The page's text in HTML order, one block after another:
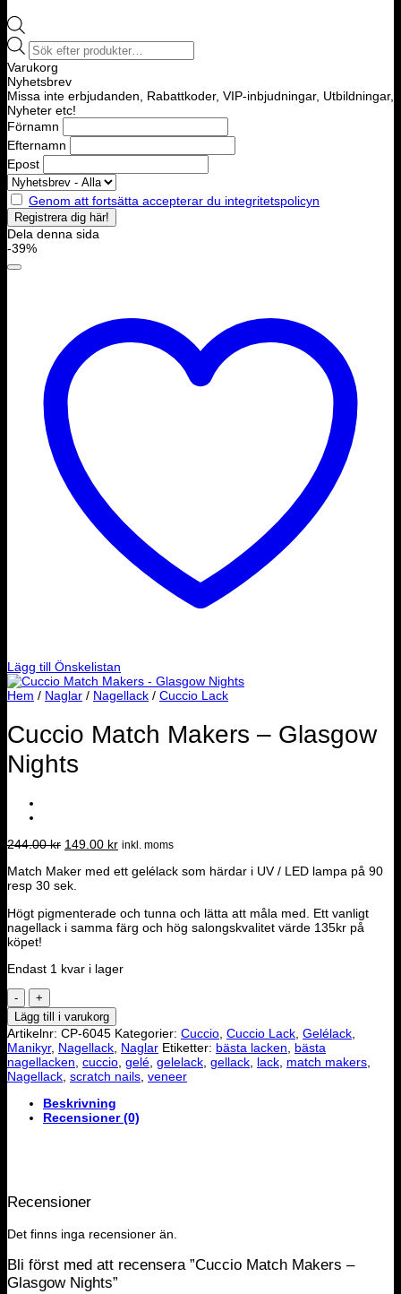
Products
search
Varukorg
Nyhetsbrev
Missa inte erbjudanden, Rabattkoder, VIP-inbjudningar, Utbildningar,
Nyheter etc!
Förnamn
Efternamn
Epost
Genom att fortsätta accepterar du integritetspolicyn
Dela denna sida
-39%
Lägg till Önskelistan
Hem / Naglar / Nagellack / Cuccio Lack
Cuccio Match Makers – Glasgow
Nights
244.00kr Det
priset
var:
149.00 krDet
priset
inkl. moms
Match Maker med ett gelélack som härdar i UV / LED lampa på 90
resp 30 sek.
Högt pigmenterade och tunna och lätta att måla med. Ett vanligt
nagellack i samma färg och hög salongskvalitet värde 135kr på
köpet!
Endast 1 kvar i lager
Cuccio
Match
Makers
-
Glasgow
Nights
mängd
Lägg till i varukorg
Artikelnr: CP-6045 Kategorier: Cuccio Cuccio Lack Gelélack
Manikyr, Nagellack Naglar Etiketter: bästa lacken
bästa
nagellacken cuccio gelé gelelack gellack lack match makers
Nagellack scratch nails veneer
Beskrivning
Recensioner (0)
Recensioner
Det finns inga recensioner än.
Bli först med att recensera ”Cuccio Match Makers –
Glasgow Nights”